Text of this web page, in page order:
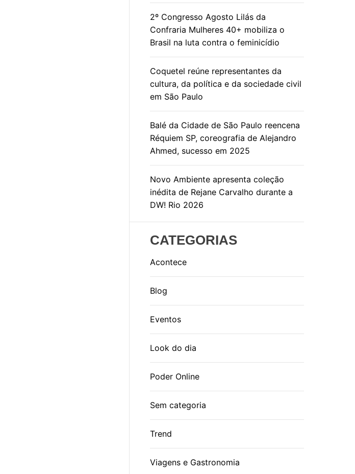
2º Congresso Agosto Lilás da
Confraria Mulheres 40+ mobiliza o
Brasil na luta contra o feminicídio
Coquetel reúne representantes da
cultura, da política e da sociedade civil
em São Paulo
Balé da Cidade de São Paulo reencena
Réquiem SP, coreografia de Alejandro
Ahmed, sucesso em 2025
Novo Ambiente apresenta coleção
inédita de Rejane Carvalho durante a
DW! Rio 2026
CATEGORIAS
Acontece
Blog
Eventos
Look do dia
Poder Online
Sem categoria
Trend
Viagens e Gastronomia